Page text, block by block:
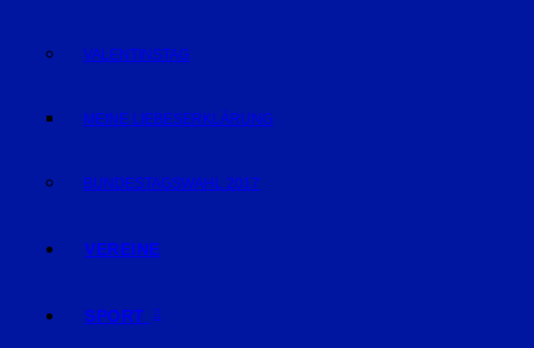
VALENTINSTAG
MEINE LIEBESERKLÄRUNG
BUNDESTAGSWAHL 2017
VEREINE
SPORT